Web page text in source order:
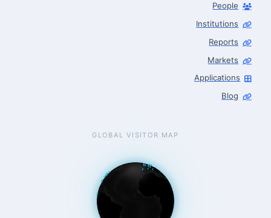
People
Institutions
Reports
Markets
Applications
Blog
GLOBAL VISITOR MAP
Robotics Advisor